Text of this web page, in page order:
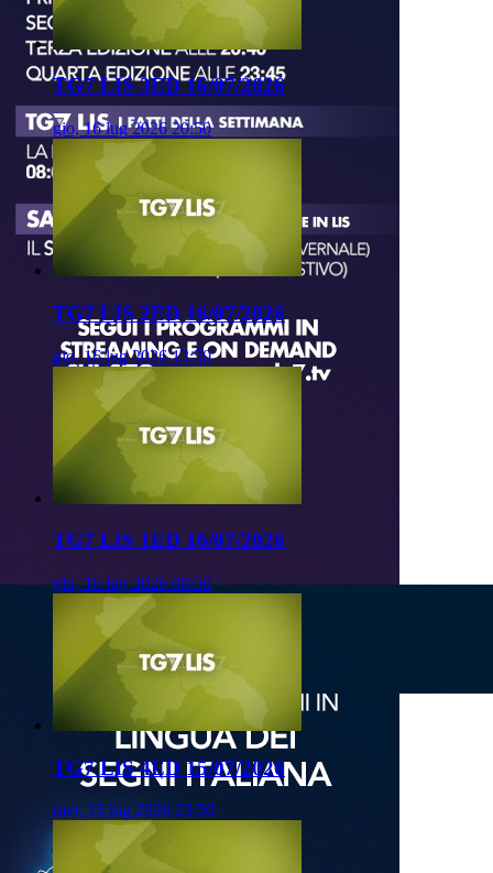
TG7 LIS 3ED 16/07/2026
gio, 16 lug 2026 20:50
TG7 LIS 2ED 16/07/2026
gio, 16 lug 2026 13:50
TG7 LIS 1ED 16/07/2026
gio, 16 lug 2026 09:50
TG7 LIS 4ED 15/07/2026
mer, 15 lug 2026 23:50